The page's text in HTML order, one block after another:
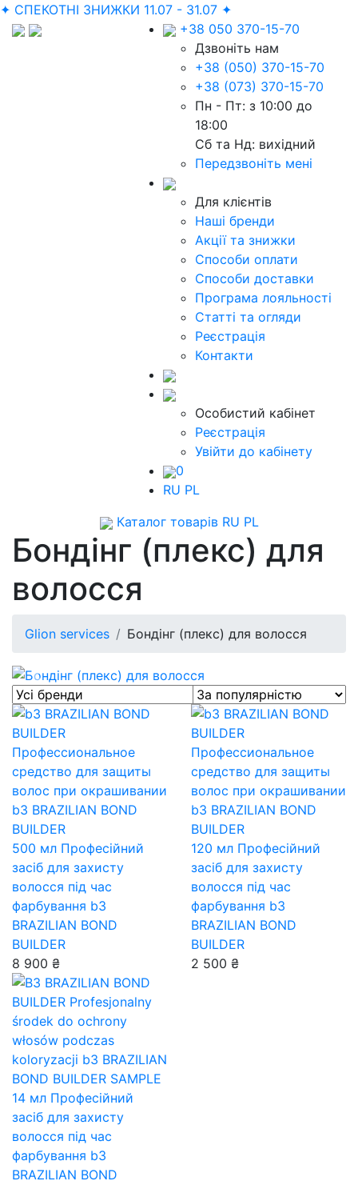
✦ СПЕКОТНІ ЗНИЖКИ 11.07 - 31.07 ✦
+38 050 370-15-70
Дзвоніть нам
+38 (050) 370-15-70
+38 (073) 370-15-70
Пн - Пт: з 10:00 до
18:00
Сб та Нд: вихідний
Передзвоніть мені
Для клієнтів
Наші бренди
Акції та знижки
Способи оплати
Способи доставки
Програма лояльності
Статті та огляди
Реєстрація
Контакти
Особистий кабінет
Реєстрація
Увійти до кабінету
0
RU PL
Каталог товарів RU PL
Бондінг (плекс) для
волосся
Glion services Бондінг (плекс) для волосся
Previous Next
500 мл Професійний
засіб для захисту
волосся під час
фарбування b3
BRAZILIAN BOND
BUILDER
8 900 ₴
120 мл Професійний
засіб для захисту
волосся під час
фарбування b3
BRAZILIAN BOND
BUILDER
2 500 ₴
14 мл Професійний
засіб для захисту
волосся під час
фарбування b3
BRAZILIAN BOND